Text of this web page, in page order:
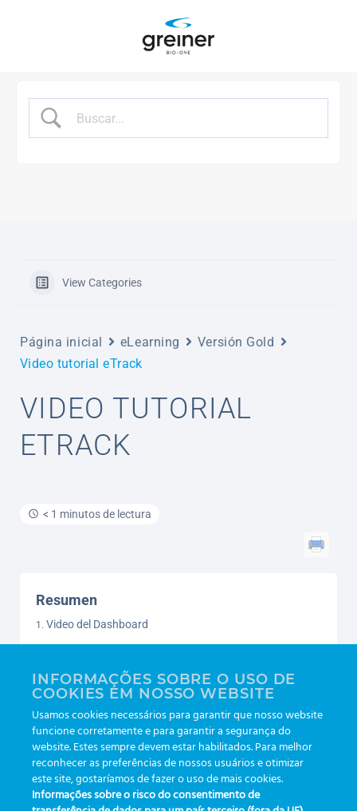
View Categories
Página inicial eLearning
Versión Gold
Video tutorial eTrack
VIDEO TUTORIAL
ETRACK
< 1 minutos de lectura
Resumen
Video del Dashboard
Video del Dashboard
INFORMAÇÕES SOBRE O USO DE
COOKIES EM NOSSO WEBSITE
Usamos cookies necessários para garantir que nosso website
funcione corretamente e para garantir a segurança do
website. Estes sempre devem estar habilitados. Para melhor
reconhecer as preferências de nossos usuários e otimizar
este site, gostaríamos de fazer o uso de mais cookies.
Informações sobre o risco do consentimento de